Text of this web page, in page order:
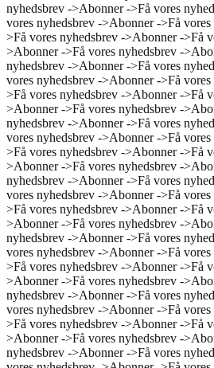
nyhedsbrev ->Abonner ->Få vores
vores nyhedsbrev ->Abonner ->Få
>Få vores nyhedsbrev ->Abonner ->Få
>Abonner ->Få vores nyhedsbrev ->
nyhedsbrev ->Abonner ->Få vores
vores nyhedsbrev ->Abonner ->Få
>Få vores nyhedsbrev ->Abonner ->Få
>Abonner ->Få vores nyhedsbrev ->
nyhedsbrev ->Abonner ->Få vores
vores nyhedsbrev ->Abonner ->Få
>Få vores nyhedsbrev ->Abonner ->Få
>Abonner ->Få vores nyhedsbrev ->
nyhedsbrev ->Abonner ->Få vores
vores nyhedsbrev ->Abonner ->Få
>Få vores nyhedsbrev ->Abonner ->Få
>Abonner ->Få vores nyhedsbrev ->
nyhedsbrev ->Abonner ->Få vores
vores nyhedsbrev ->Abonner ->Få
>Få vores nyhedsbrev ->Abonner ->Få
>Abonner ->Få vores nyhedsbrev ->
nyhedsbrev ->Abonner ->Få vores
vores nyhedsbrev ->Abonner ->Få
>Få vores nyhedsbrev ->Abonner ->Få
>Abonner ->Få vores nyhedsbrev ->
nyhedsbrev ->Abonner ->Få vores